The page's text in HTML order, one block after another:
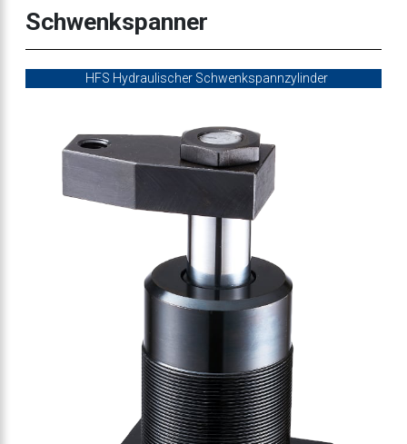
Schwenkspanner
HFS Hydraulischer Schwenkspannzylinder